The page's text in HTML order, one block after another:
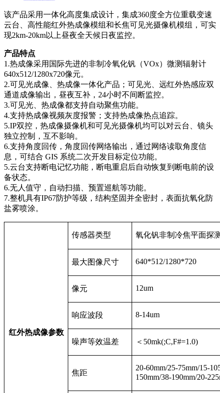
该产品采用一体化高度集成设计，集成360度全方位重载变速
云台、高性能红外热成像模组和长焦可见光摄像机模组，可实
现2km-20km以上昼夜全天候日夜监控。
产品特点
1.热成像采用国际先进的非制冷氧化钒（VOx）微测辐射计
640x512/1280x720像元。
2.可见光成像、热成像一体化产品；可见光、远红外热感应双
通道成像输出，昼夜互补，24小时不间断监控。
3.可见光、热成像都支持自动聚焦功能。
4.支持热成像视频灰度报警；支持热成像热点追踪。
5.IP双控，热成像摄像机和可见光摄像机均可以对云台、镜头
独立控制，互不影响。
6.支持角度回传，角度回传网络输出，通过网络读取角度信
息，可结合 GIS 系统二次开发目标定位功能。
5.云台支持断电记忆功能，断电重启后自动恢复到断电前的设
备状态。
6.无人值守，自动扫描、预置巡航等功能。
7.整机具有IP67防护等级，结构坚固并全密封，表面抗氧化防
盐雾喷涂。
红外热成像参数
传感器类型 氧化钒非制冷焦平面探
最大图像尺寸 640*512/1280*720
像元 12um
响应波段 8-14um
噪声等效温差 ＜50mk(;C,F#=1.0)
焦距
20-60mm/25-75mm/15-
150mm/38-190mm/20-